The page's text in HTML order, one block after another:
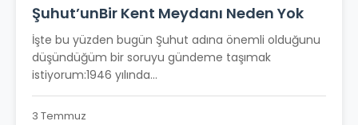
Şuhut’unBir Kent Meydanı Neden Yok
İşte bu yüzden bugün Şuhut adına önemli olduğunu
düşündüğüm bir soruyu gündeme taşımak
istiyorum:1946 yılında...
3 Temmuz